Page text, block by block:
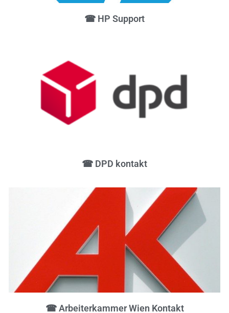
☎ HP Support
☎ DPD kontakt
☎ Arbeiterkammer Wien Kontakt